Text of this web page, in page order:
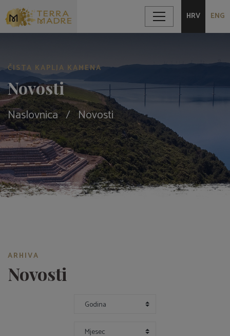
HRV ENG
ČISTA KAPLJA KAMENA
Novosti
Naslovnica Novosti
ARHIVA
Novosti
Godina:
Mjesec